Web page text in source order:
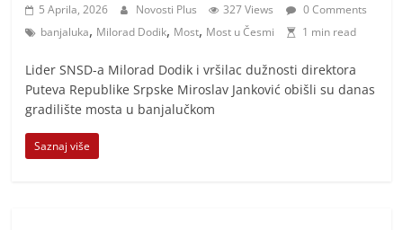
5 Aprila, 2026 Novosti Plus 327 Views
0 Comments
banjaluka, Milorad Dodik, Most, Most u Česmi 1 min read
Lider SNSD-a Milorad Dodik i vršilac dužnosti direktora
Puteva Republike Srpske Miroslav Janković obišli su danas
gradilište mosta u banjalučkom
Saznaj više